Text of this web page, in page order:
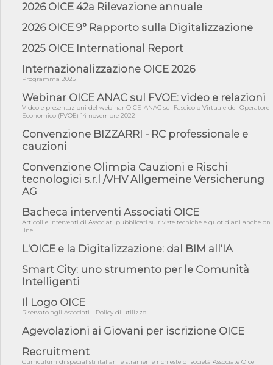
amminist...
05/08/26 - Anac: pubblicata la Relazione illustrativa al Bando tipo
2 s...
05/08/26 - SAVE THE DATE: Assemblea Pubblica Confindustria
Professioni ...
05/08/26 - Successo OICE per il bando della Città metropolitana
di Reg...
Campa...
04/08/26 - DL PA: previste cancellazioni da elenchi professionisti
04/08/26 - International Sustainable Buildings Competition -
COP31, An...
impugnar...
04/08/26 - Rapporto Anac corruzione 2020-2026: procedimenti
acquiescenza r...
04/08/26 - DL Infrastrutture approvato alla Camera, passa ora al
03/08/26 - TAR Piemonte: RUP può avvalersi di consulente
03/08/26 - Gruppo FS: nel primo semestre 2026 3 mld di
aggiudicazioni e...
2026 OICE 42a Rilevazione annuale
2026 OICE 9° Rapporto sulla Digitalizzazione
2025 OICE International Report
Internazionalizzazione OICE 2026
Programma 2025
Webinar OICE ANAC sul FVOE: video e relazioni
Video e presentazioni del webinar OICE-ANAC sul Fascicolo Virtuale dell'Operatore
Economico (FVOE) 14 novembre 2022
Convenzione BIZZARRI - RC professionale e
cauzioni
Convenzione Olimpia Cauzioni e Rischi
tecnologici s.r.l /VHV Allgemeine Versicherung
AG
Bacheca interventi Associati OICE
Articoli e interventi di Associati pubblicati su riviste tecniche e quotidiani anche on
line
L'OICE e la Digitalizzazione: dal BIM all'IA
Smart City: uno strumento per le Comunità
Intelligenti
Il Logo OICE
Riservato agli Associati - Policy di utilizzo
Agevolazioni ai Giovani per iscrizione OICE
Recruitment
Curriculum di specialisti italiani e stranieri e richieste di società Associate Oice